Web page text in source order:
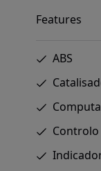
Features
ABS